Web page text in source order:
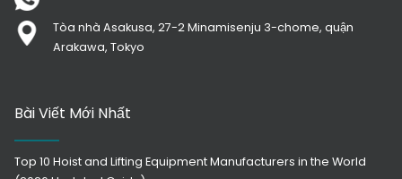
Tòa nhà Asakusa, 27-2 Minamisenju 3-chome, quận
Arakawa, Tokyo
Bài Viết Mới Nhất
Top 10 Hoist and Lifting Equipment Manufacturers in the World